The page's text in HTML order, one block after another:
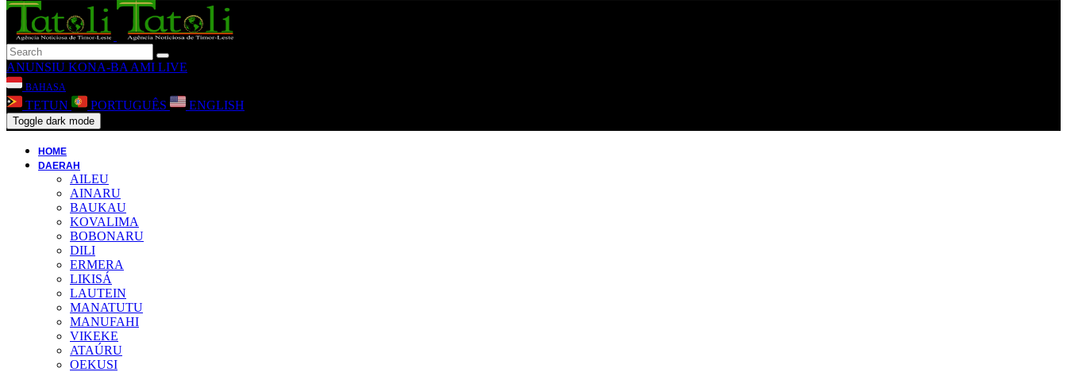
ANUNSIU KONA-BA AMI LIVE
BAHASA
TETUN PORTUGUÊS ENGLISH
Toggle dark mode
HOME
DAERAH
AILEU
AINARU
BAUKAU
KOVALIMA
BOBONARU
DILI
ERMERA
LIKISÁ
LAUTEIN
MANATUTU
MANUFAHI
VIKEKE
ATAÚRU
OEKUSI